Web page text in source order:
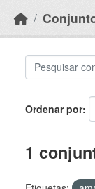
Ordenar por
1